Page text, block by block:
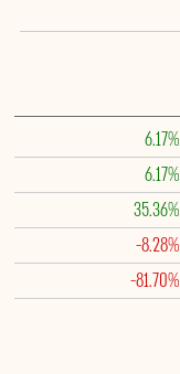
6.17%
6.17%
35.36%
-8.28%
-81.70%